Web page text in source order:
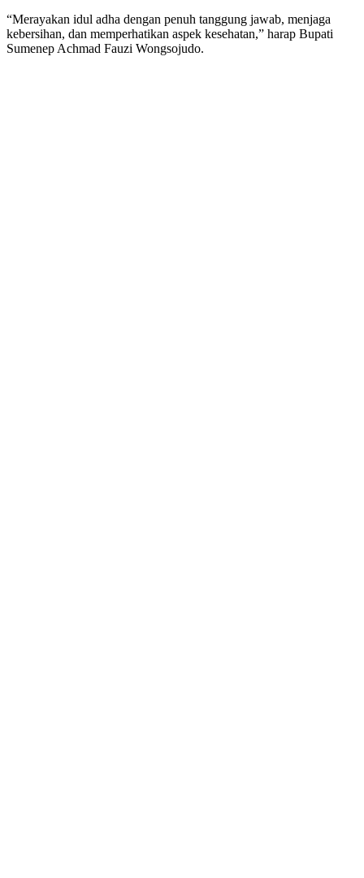
“Merayakan idul adha dengan penuh tanggung jawab, menjaga
kebersihan, dan memperhatikan aspek kesehatan,” harap Bupati
Sumenep Achmad Fauzi Wongsojudo.